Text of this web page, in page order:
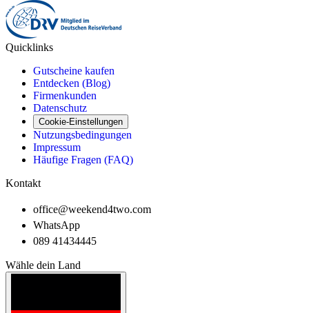
Quicklinks
Gutscheine kaufen
Entdecken (Blog)
Firmenkunden
Datenschutz
Cookie-Einstellungen
Nutzungsbedingungen
Impressum
Häufige Fragen (FAQ)
Kontakt
office@weekend4two.com
WhatsApp
089 41434445
Wähle dein Land